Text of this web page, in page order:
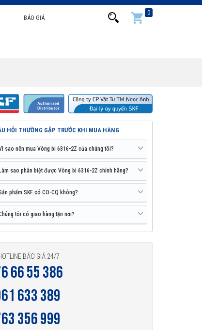
BÁO GIÁ
0
HỎI THƯỜNG GẶP TRƯỚC KHI MUA HÀNG
sao nên mua Vòng bi 6316-2Z của chúng tôi?
Làm sao phân biệt được Vòng bi 6316-2Z chính hãng?
phẩm SKF có CO-CQ không?
tôi có giao hàng tận nơi?
BÁO GIÁ 24/7
66 55 386
633 389
356 999